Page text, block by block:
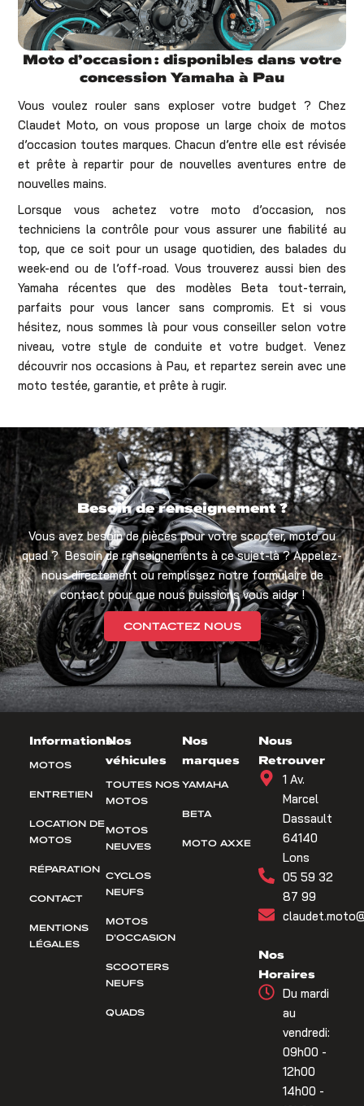
Moto d’occasion : disponibles dans votre
concession Yamaha à Pau
Vous voulez rouler sans exploser votre budget ? Chez
Claudet Moto, on vous propose un large choix de motos
d’occasion toutes marques. Chacun d’entre elle est révisée
et prête à repartir pour de nouvelles aventures entre de
nouvelles mains.
Lorsque vous achetez votre moto d’occasion, nos
techniciens la contrôle pour vous assurer une fiabilité au
top, que ce soit pour un usage quotidien, des balades du
week-end ou de l’off-road. Vous trouverez aussi bien des
Yamaha récentes que des modèles Beta tout-terrain,
parfaits pour vous lancer sans compromis. Et si vous
hésitez, nous sommes là pour vous conseiller selon votre
niveau, votre style de conduite et votre budget. Venez
découvrir nos occasions à Pau, et repartez serein avec une
moto testée, garantie, et prête à rugir.
Besoin de renseignement ?
Vous avez besoin de pièces pour votre scooter, moto ou
quad ? Besoin de renseignements à ce sujet-là ? Appelez-
nous directement ou remplissez notre formulaire de
contact pour que nous puissions vous aider !
CONTACTEZ NOUS
Informations
MOTOS
ENTRETIEN
LOCATION DE
MOTOS
RÉPARATION
CONTACT
MENTIONS
LÉGALES
Nos
véhicules
TOUTES NOS
MOTOS
MOTOS
NEUVES
CYCLOS
NEUFS
MOTOS
D’OCCASION
SCOOTERS
NEUFS
QUADS
Nos
marques
YAMAHA
BETA
MOTO AXXE
Nous
Retrouver
1 Av.
Marcel
Dassault
64140
Lons
05 59 32
87 99
Nos
Horaires
Du mardi
au
vendredi:
09h00 -
12h00
14h00 -